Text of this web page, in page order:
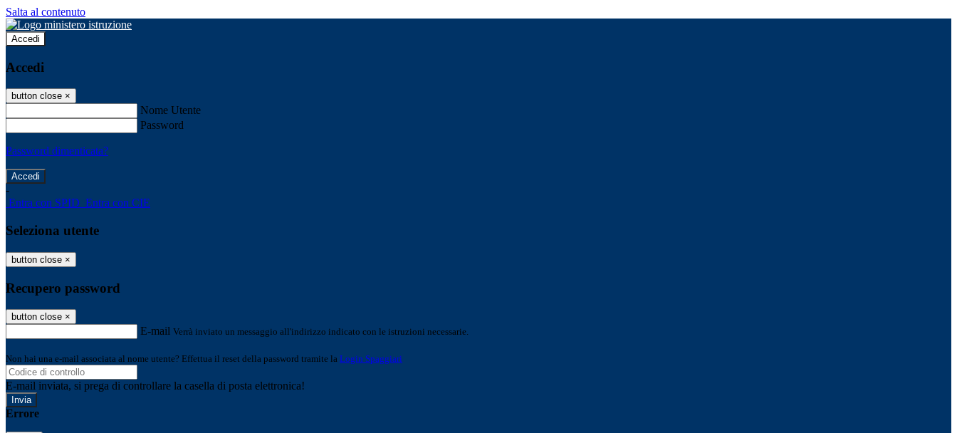
Salta al contenuto
Accedi
Accedi
button close ×
Nome Utente
Password
Password dimenticata?
-
Entra con SPID Entra con CIE
Seleziona utente
button close ×
Recupero password
button close ×
E-mail Verrà inviato un messaggio all'indirizzo indicato con le istruzioni necessarie.
Non hai una e-mail associata al nome utente? Effettua il reset della password tramite la Login Spaggiari
E-mail inviata, si prega di controllare la casella di posta elettronica!
Errore